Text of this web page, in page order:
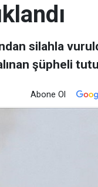
silahla
şüpheli
Abone Ol